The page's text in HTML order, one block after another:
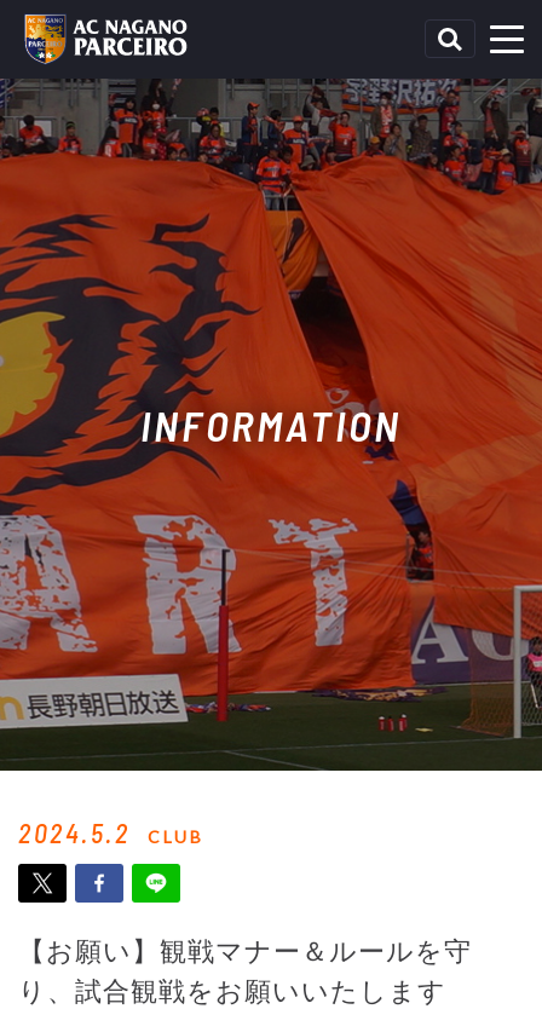
INFORMATION
2024.5.2 CLUB
【お願い】観戦マナー＆ルールを守
り、試合観戦をお願いいたします